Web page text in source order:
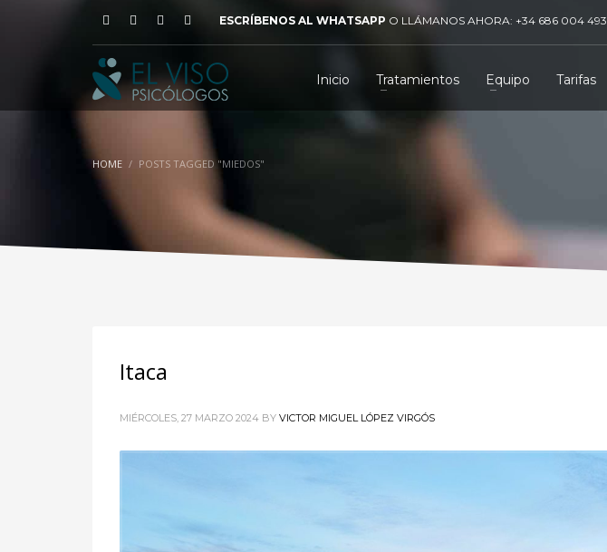
ESCRÍBENOS AL WHATSAPP O LLÁMANOS AHORA: +34 686 004 493
Inicio Tratamientos Equipo Tarifas
HOME POSTS TAGGED "MIEDOS"
Itaca
MIÉRCOLES, 27 MARZO 2024 BY VICTOR MIGUEL LÓPEZ VIRGÓS